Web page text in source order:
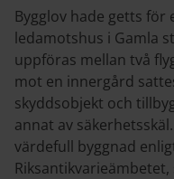
Bygglov hade getts för
ledamotshus i Gamla
uppföras mellan två
mot en innergård
skyddsobjekt och
annat av
värdefull byggnad